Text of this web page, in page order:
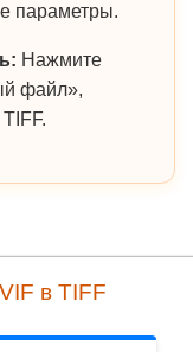
параметры.
Нажмите
файл»,
в TIFF